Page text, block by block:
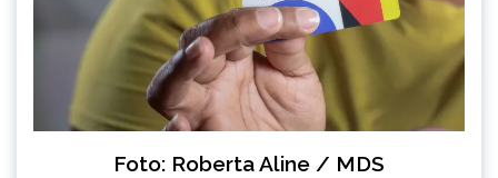
Foto: Roberta Aline / MDS